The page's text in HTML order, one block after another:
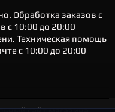
Обработка заказов с
с 10:00 до 20:00
Техническая помощь
с 10:00 до 20:00